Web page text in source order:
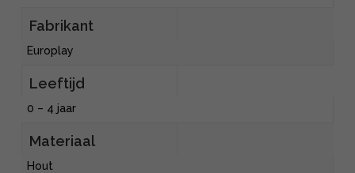
Fabrikant
Europlay
Leeftijd
0 – 4 jaar
Materiaal
Hout